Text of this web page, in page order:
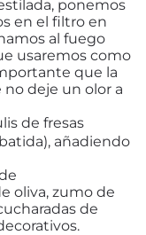
ponemos
en el filtro en
al fuego
usaremos como
que la
deje un olor a
de fresas
añadiendo
oliva, zumo de
de